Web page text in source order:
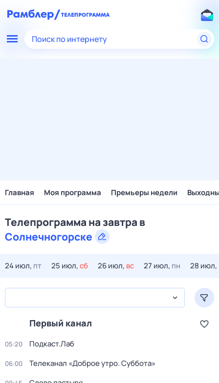
Поиск по интернету
Главная Моя программа Премьеры недели
Телепрограмма на завтра в
Солнечногорске
24 июл, пт 25 июл,сб 26 июл, вс 27 июл, пн 28 июл,
Первый канал
05:20 Подкаст.Лаб
06:00 Телеканал «Доброе утро. Суббота»